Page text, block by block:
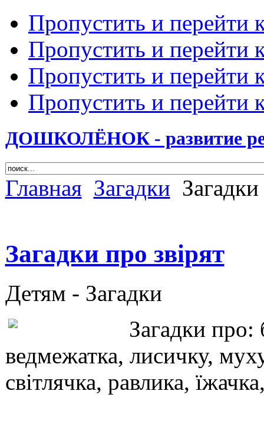
Пропустить и перейти
Пропустить и перейти
Пропустить и перейти
Пропустить и перейти
ДОШКОЛЁНОК - развитие
Главная Загадки Загадки
Загадки про звірят
Детям - Загадки
Загадки про:
ведмежатка, лисичку,
світлячка, равлика,